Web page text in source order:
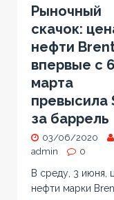
Рыночный
скачок:
нефти
впервые с 6
марта
превысила
за баррель
03/06/2020
admin
0
В среду, 3 июня,
нефти марки